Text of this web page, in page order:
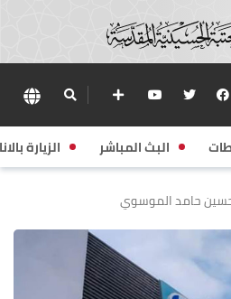
البث المباشر الزيارة
حامد الموسوي